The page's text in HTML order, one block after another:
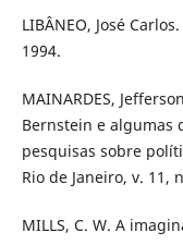
LIBÂNEO, José
1994.
MAINARDES,
Bernstein e algumas
pesquisas sobre
Rio de Janeiro, v. 11,
MILLS, C. W. A